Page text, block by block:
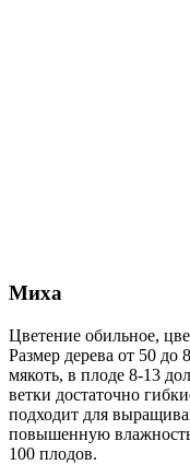
Миха
Цветение обильное,
Размер дерева от 50 до
мякоть, в плоде 8-13
ветки достаточно
подходит для
повышенную влажность
100 плодов.